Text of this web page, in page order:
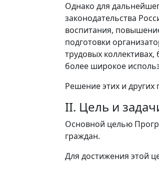
Однако для
законодательства
воспитания,
подготовки
трудовых
более широкое
Решение этих и
II. Цель и
Основной целью
граждан.
Для достижения этой